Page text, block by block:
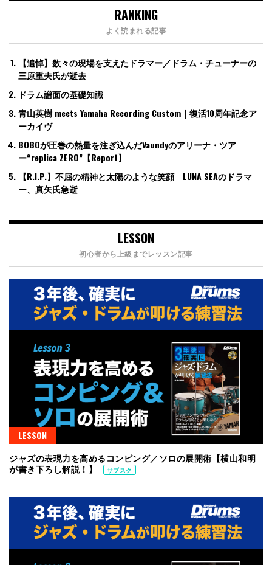
RANKING
よく読まれる記事
【追悼】数々の現場を支えたドラマー／ドラム・チューナーの
三原重夫氏が逝去
ドラム譜面の基礎知識
青山英樹 meets Yamaha Recording Custom｜復活10周年記念ア
ーカイヴ
BOBOが圧巻の熱量を注ぎ込んだVaundyのアリーナ・ツア
ー“replica ZERO”【Report】
【R.I.P.】不屈の精神と太陽のような笑顔 LUNA SEAのドラマ
ー、真矢氏急逝
LESSON
初心者から上級までレッスン記事
LESSON
ジャズの表現力を高めるコンピング／ソロの展開術【横山和明
が書き下ろし解説！】
サブスク